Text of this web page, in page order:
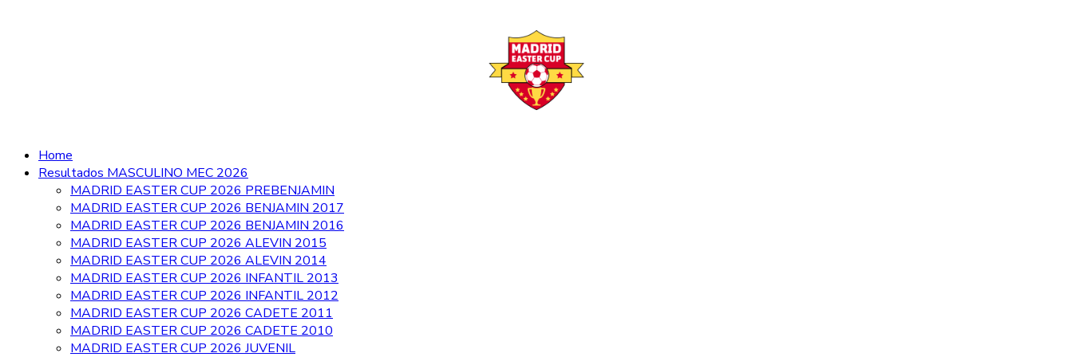
Home
Resultados MASCULINO MEC 2026
MADRID EASTER CUP 2026 PREBENJAMIN
MADRID EASTER CUP 2026 BENJAMIN 2017
MADRID EASTER CUP 2026 BENJAMIN 2016
MADRID EASTER CUP 2026 ALEVIN 2015
MADRID EASTER CUP 2026 ALEVIN 2014
MADRID EASTER CUP 2026 INFANTIL 2013
MADRID EASTER CUP 2026 INFANTIL 2012
MADRID EASTER CUP 2026 CADETE 2011
MADRID EASTER CUP 2026 CADETE 2010
MADRID EASTER CUP 2026 JUVENIL